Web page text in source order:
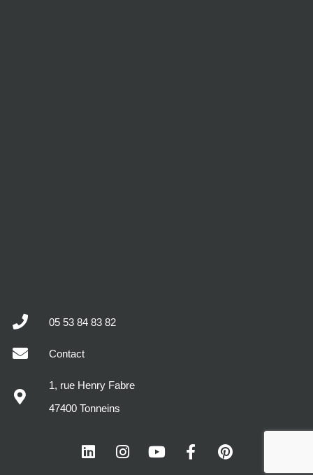
05 53 84 83 82
Contact
1, rue Henry Fabre
47400 Tonneins